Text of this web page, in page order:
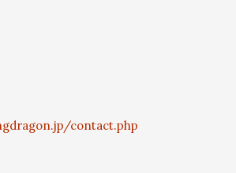
contact.php